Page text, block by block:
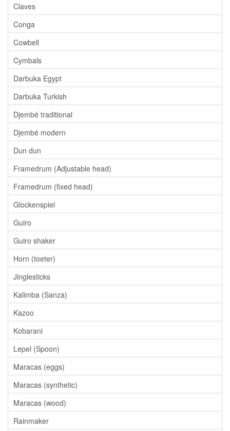
Claves
Conga
Cowbell
Cymbals
Darbuka Egypt
Darbuka Turkish
Djembé traditional
Djembé modern
Dun dun
Framedrum (Adjustable head)
Framedrum (fixed head)
Glockenspiel
Guiro
Guiro shaker
Horn (toeter)
Jinglesticks
Kalimba (Sanza)
Kazoo
Kobarani
Lepel (Spoon)
Maracas (eggs)
Maracas (synthetic)
Maracas (wood)
Rainmaker